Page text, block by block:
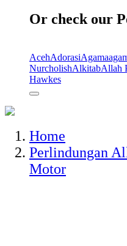
Or check our
AcehAdorasiAgama
NurcholishAlkitabAllah
Hawkes
Home
Perlindungan
Motor